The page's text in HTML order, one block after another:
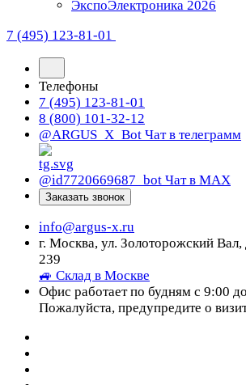
ЭкспоЭлектроника 2026
7 (495) 123-81-01
Телефоны
7 (495) 123-81-01
8 (800) 101-32-12
@ARGUS_X_Bot Чат в телеграмм
@id7720669687_bot Чат в МАХ
Заказать звонок
info@argus-x.ru
г. Москва, ул. Золоторожский Вал,
239
🚙 Склад в Москве
Офис работает по будням с 9:00
Пожалуйста, предупредите о